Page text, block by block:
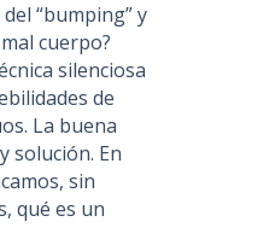
“bumping” y
cuerpo?
silenciosa
de
La buena
solución. En
sin
qué es un